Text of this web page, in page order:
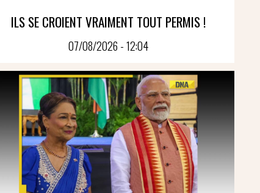
ILS SE CROIENT VRAIMENT TOUT PERMIS !
07/08/2026 - 12:04